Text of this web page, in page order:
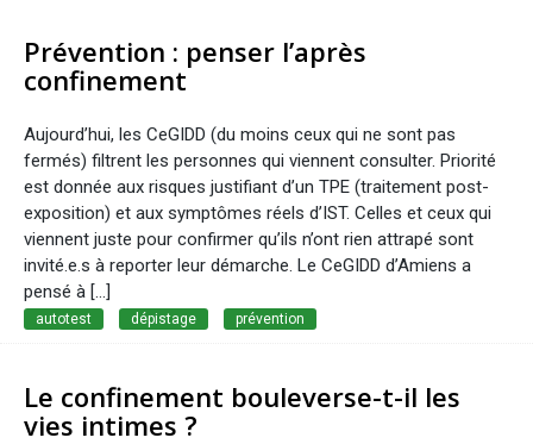
Prévention : penser l’après
confinement
Aujourd’hui, les CeGIDD (du moins ceux qui ne sont pas
fermés) filtrent les personnes qui viennent consulter. Priorité
est donnée aux risques justifiant d’un TPE (traitement post-
exposition) et aux symptômes réels d’IST. Celles et ceux qui
viennent juste pour confirmer qu’ils n’ont rien attrapé sont
invité.e.s à reporter leur démarche. Le CeGIDD d’Amiens a
pensé à […]
autotest dépistage prévention
Le confinement bouleverse-t-il les
vies intimes ?